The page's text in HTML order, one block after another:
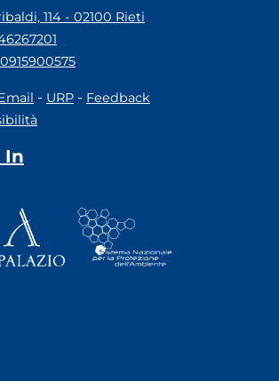
114 - 02100 Rieti
- URP - Feedback
In